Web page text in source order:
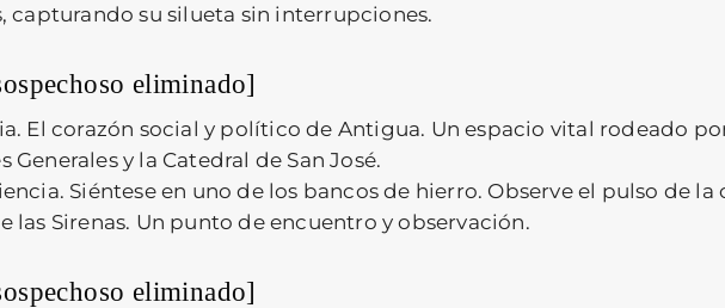
capturando su silueta sin interrupciones.
eliminado]
El corazón social y político de Antigua. Un espacio vital rodeado
Generales y la Catedral de San José.
Siéntese en uno de los bancos de hierro. Observe el pulso de
las Sirenas. Un punto de encuentro y observación.
eliminado]